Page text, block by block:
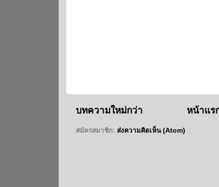
บทความใหม่กว่า หน้าแร
สมัครสมาชิก: ส่งความคิดเห็น (Atom)